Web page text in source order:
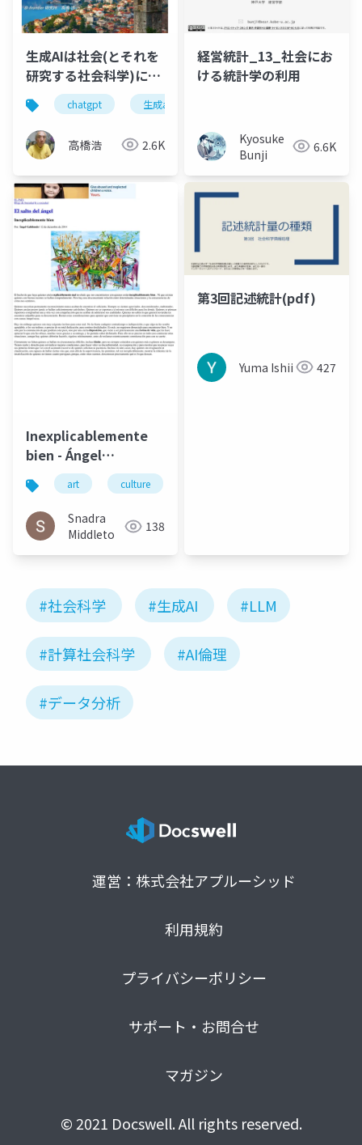
生成AIは社会(とそれを
研究する社会科学)にど
のような影響を与える
か？
chatgpt 生成ai
高橋浩 2.6K
経営統計_13_社会にお
ける統計学の利用
Kyosuke
Bunji
6.6K
Inexplicablemente
bien - Ángel
Gabilondo and Ryota
Matsumoto | El salto
del ángel December
2014
art culture
Snadra
Middleto
138
第3回記述統計(pdf)
Yuma Ishii 427
#社会科学 #生成AI #LLM
#計算社会科学 #AI倫理
#データ分析
運営：株式会社アプルーシッド
利用規約
プライバシーポリシー
サポート・お問合せ
マガジン
© 2021 Docswell. All rights reserved.